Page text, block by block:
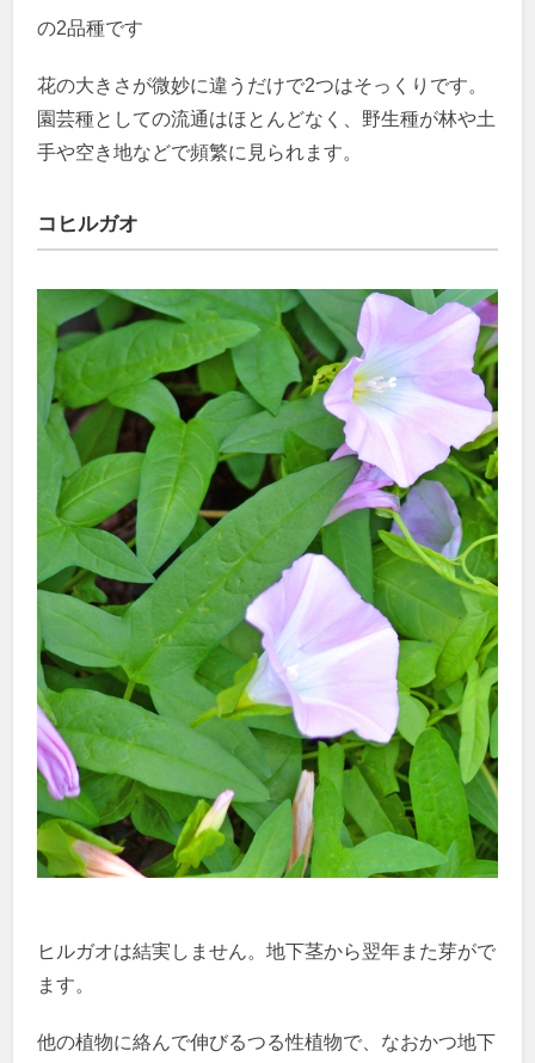
の2品種です
花の大きさが微妙に違うだけで2つはそっくりです。
園芸種としての流通はほとんどなく、野生種が林や土
手や空き地などで頻繁に見られます。
コヒルガオ
ヒルガオは結実しません。地下茎から翌年また芽がで
ます。
他の植物に絡んで伸びるつる性植物で、なおかつ地下